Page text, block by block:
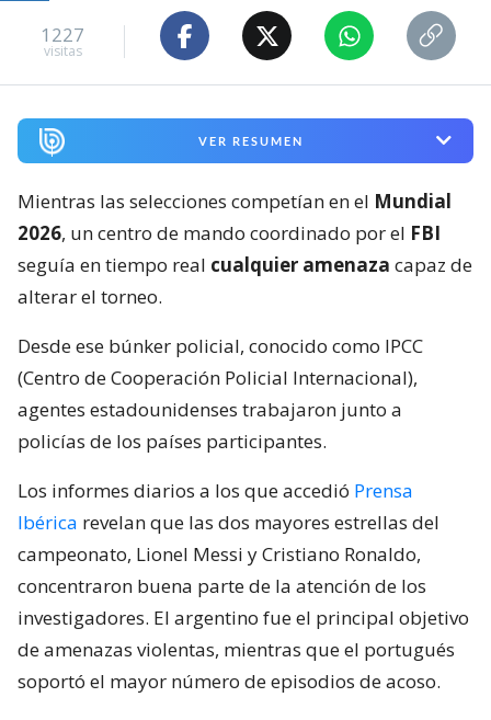
1227
visitas
VER RESUMEN
Mientras las selecciones competían en el Mundial
2026, un centro de mando coordinado por el FBI
seguía en tiempo real cualquier amenaza capaz de
alterar el torneo.
Desde ese búnker policial, conocido como IPCC
(Centro de Cooperación Policial Internacional),
agentes estadounidenses trabajaron junto a
policías de los países participantes.
Los informes diarios a los que accedió Prensa
Ibérica revelan que las dos mayores estrellas del
campeonato, Lionel Messi y Cristiano Ronaldo,
concentraron buena parte de la atención de los
investigadores. El argentino fue el principal objetivo
de amenazas violentas, mientras que el portugués
soportó el mayor número de episodios de acoso.